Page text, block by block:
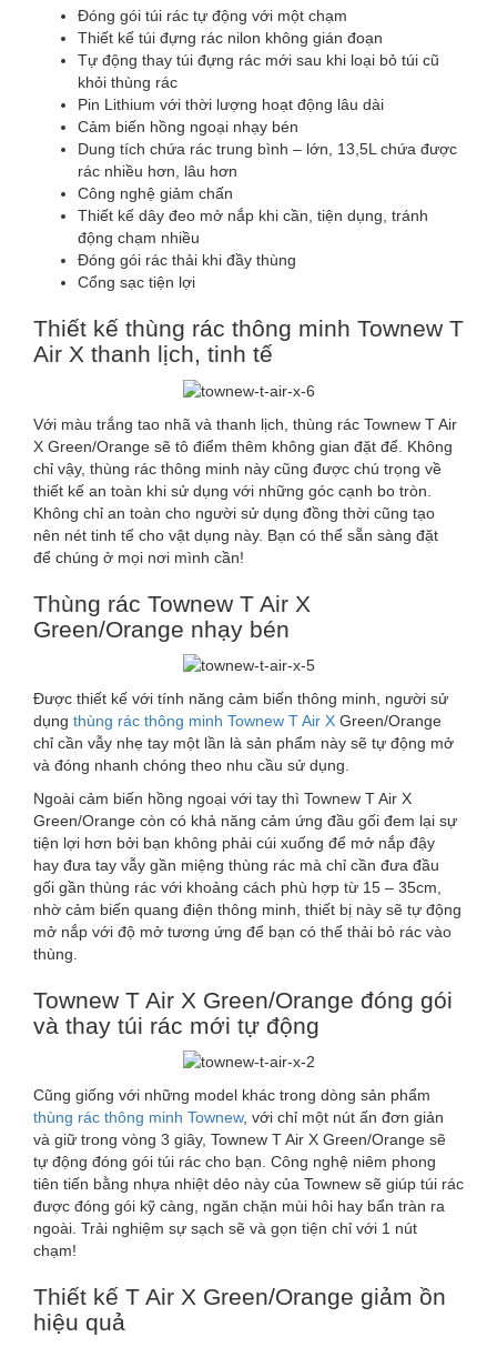
Đóng gói túi rác tự động với một chạm
Thiết kế túi đựng rác nilon không gián đoạn
Tự động thay túi đựng rác mới sau khi loại bỏ túi cũ
khỏi thùng rác
Pin Lithium với thời lượng hoạt động lâu dài
Cảm biến hồng ngoại nhạy bén
Dung tích chứa rác trung bình – lớn, 13,5L chứa được
rác nhiều hơn, lâu hơn
Công nghệ giảm chấn
Thiết kế dây đeo mở nắp khi cần, tiện dụng, tránh
động chạm nhiều
Đóng gói rác thải khi đầy thùng
Cổng sạc tiện lợi
Thiết kế thùng rác thông minh Townew T
Air X thanh lịch, tinh tế
Với màu trắng tao nhã và thanh lịch, thùng rác Townew T Air
X Green/Orange sẽ tô điểm thêm không gian đặt để. Không
chỉ vậy, thùng rác thông minh này cũng được chú trọng về
thiết kế an toàn khi sử dụng với những góc cạnh bo tròn.
Không chỉ an toàn cho người sử dụng đồng thời cũng tạo
nên nét tinh tế cho vật dụng này. Bạn có thể sẵn sàng đặt
để chúng ở mọi nơi mình cần!
Thùng rác Townew T Air X
Green/Orange nhạy bén
Được thiết kế với tính năng cảm biến thông minh, người sử
dụng thùng rác thông minh Townew T Air X Green/Orange
chỉ cần vẫy nhẹ tay một lần là sản phẩm này sẽ tự động mở
và đóng nhanh chóng theo nhu cầu sử dụng.
Ngoài cảm biến hồng ngoại với tay thì Townew T Air X
Green/Orange còn có khả năng cảm ứng đầu gối đem lại sự
tiện lợi hơn bởi bạn không phải cúi xuống để mở nắp đậy
hay đưa tay vẫy gần miệng thùng rác mà chỉ cần đưa đầu
gối gần thùng rác với khoảng cách phù hợp từ 15 – 35cm,
nhờ cảm biến quang điện thông minh, thiết bị này sẽ tự động
mở nắp với độ mở tương ứng để bạn có thể thải bỏ rác vào
thùng.
Townew T Air X Green/Orange đóng gói
và thay túi rác mới tự động
Cũng giống với những model khác trong dòng sản phẩm
thùng rác thông minh Townew, với chỉ một nút ấn đơn giản
và giữ trong vòng 3 giây, Townew T Air X Green/Orange sẽ
tự động đóng gói túi rác cho bạn. Công nghệ niêm phong
tiên tiến bằng nhựa nhiệt dẻo này của Townew sẽ giúp túi rác
được đóng gói kỹ càng, ngăn chặn mùi hôi hay bẩn tràn ra
ngoài. Trải nghiệm sự sạch sẽ và gọn tiện chỉ với 1 nút
chạm!
Thiết kế T Air X Green/Orange giảm ồn
hiệu quả